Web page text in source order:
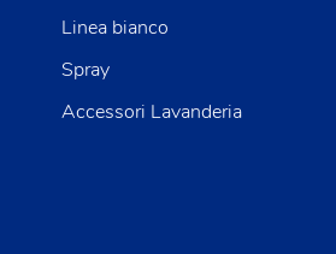
Linea bianco
Spray
Accessori Lavanderia